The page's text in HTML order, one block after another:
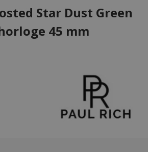
Star Dust Green
45 mm